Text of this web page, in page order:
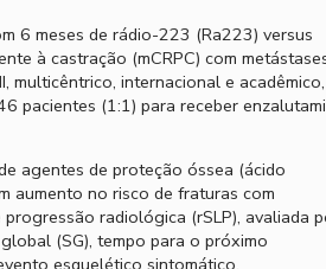
6 meses de rádio-223 (Ra223) versus
à castração (mCRPC) com
multicêntrico, internacional e acadêmico,
pacientes (1:1) para receber
agentes de proteção óssea (ácido
aumento no risco de fraturas com
radiológica (rSLP), avaliada
(SG), tempo para o próximo